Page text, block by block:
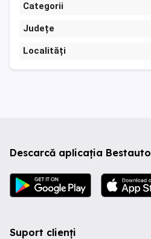
Categorii
Județe
Localități
Descarcă aplicația Bestauto
Suport clienți